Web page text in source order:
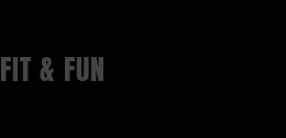
FIT & FUN